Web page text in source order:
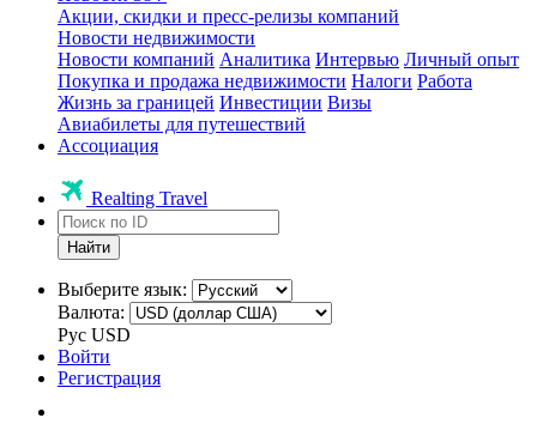
Акции, скидки и пресс-релизы компаний
Новости недвижимости
Новости компаний Аналитика Интервью Личный опыт
Покупка и продажа недвижимости Налоги Работа
Жизнь за границей Инвестиции Визы
Авиабилеты для путешествий
Ассоциация
Realting Travel
Найти
Выберите язык:
Валюта:
Рус USD
Войти
Регистрация